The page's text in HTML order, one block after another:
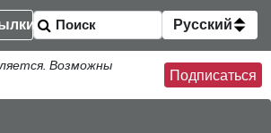
Русский
Возможны
Подписаться